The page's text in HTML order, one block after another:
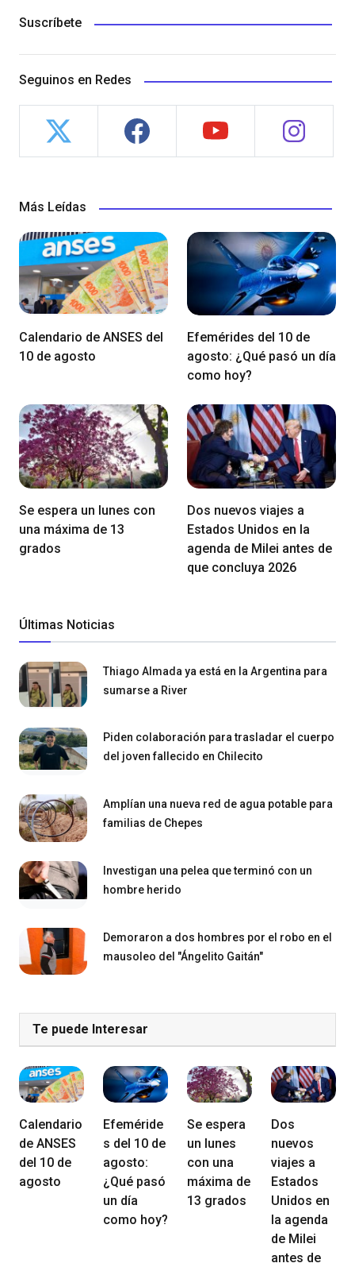
Suscríbete
Seguinos en Redes
Más Leídas
Calendario de ANSES del
10 de agosto
Efemérides del 10 de
agosto: ¿Qué pasó un día
como hoy?
Se espera un lunes con
una máxima de 13
grados
Dos nuevos viajes a
Estados Unidos en la
agenda de Milei antes de
que concluya 2026
Últimas Noticias
Thiago Almada ya está en la Argentina para
sumarse a River
Piden colaboración para trasladar el cuerpo
del joven fallecido en Chilecito
Amplían una nueva red de agua potable para
familias de Chepes
Investigan una pelea que terminó con un
hombre herido
Demoraron a dos hombres por el robo en el
mausoleo del "Ángelito Gaitán"
Te puede Interesar
Calendario
de ANSES
del 10 de
agosto
Efeméride
s del 10 de
agosto:
¿Qué pasó
un día
como hoy?
Se espera
un lunes
con una
máxima de
13 grados
Dos
nuevos
viajes a
Estados
Unidos en
la agenda
de Milei
antes de